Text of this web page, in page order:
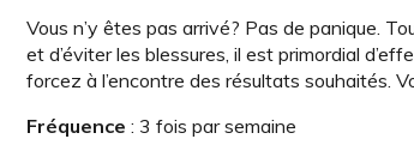
Vous n’y êtes pas arrivé? Pas de panique.
et d’éviter les blessures, il est primordial
forcez à l’encontre des résultats souhaités.
Fréquence : 3 fois par semaine